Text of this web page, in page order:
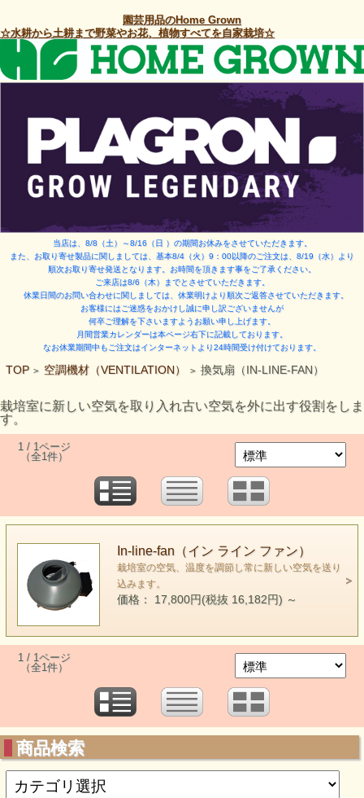
園芸用品のHome Grown
☆水耕から土耕まで野菜やお花、植物すべてを自家栽培☆
当店は、8/8（土）～8/16（日 ） の期間お休みをさせていただきます。
また、お取り寄せ製品に関しましては、基本8/4（火）9：00以降のご注文は、8/19（水）より
順次お取り寄せ発送となります。お時間を頂きます事をご了承ください。
ご来店は8/6（木）までとさせていただきます。
休業日間のお問い合わせに関しましては、休業明けより順次ご返答させていただきます。
お客様にはご迷惑をおかけし誠に申し訳ございませんが
何卒ご理解を下さいますようお願い申し上げます。
月間営業カレンダーは本ページ右下に記載しております。
なお休業期間中もご注文はインターネットより24時間受け付けております。
TOP > 空調機材（VENTILATION） > 換気扇（IN-LINE-FAN）
栽培室に新しい空気を取り入れ古い空気を外に出す役割をしま
す。
1 / 1ページ
（全1件）
In-line-fan（イン ライン ファン）
栽培室の空気、温度を調節し常に新しい空気を送り
込みます。
価格： 17,800円(税抜 16,182円) ～
1 / 1ページ
（全1件）
商品検索